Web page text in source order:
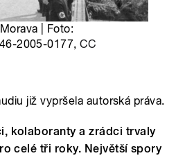
| Foto:
2005-0177,CC
již vypršela autorská práva.
kolaboranty a zrádci trvaly
celé tři roky. Největší spory